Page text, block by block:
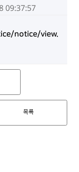
09:37:57
notice/view.
목록